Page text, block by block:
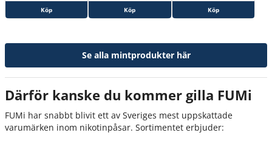
Köp Köp Köp
Se alla mintprodukter här
Därför kanske du kommer gilla FUMi
FUMi har snabbt blivit ett av Sveriges mest uppskattade
varumärken inom nikotinpåsar. Sortimentet erbjuder: